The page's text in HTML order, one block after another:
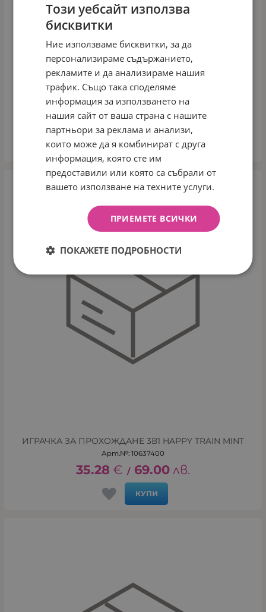
ДЪРВЕНА ОБУЧИТЕЛНА КУЛА 4 В 1 BIG BEN
Арт.№: 10637792
89.00 € 174.07 лв.
КУПИ
ИГРАЧКА ЗА ПРОХОЖДАНЕ 3В1 HAPPY TRAIN MINT
Арт.№: 10637400
35.28 € / 69.00 лв.
КУПИ
Този уебсайт използва
бисквитки
Ние използваме бисквитки, за да
персонализираме съдържанието,
рекламите и да анализираме нашия
трафик. Също така споделяме
информация за използването на
нашия сайт от ваша страна с нашите
партньори за реклама и анализи,
които може да я комбинират с друга
информация, която сте им
предоставили или която са събрали от
вашето използване на техните услуги.
ПРИЕМЕТЕ ВСИЧКИ
ПОКАЖЕТЕ ПОДРОБНОСТИ